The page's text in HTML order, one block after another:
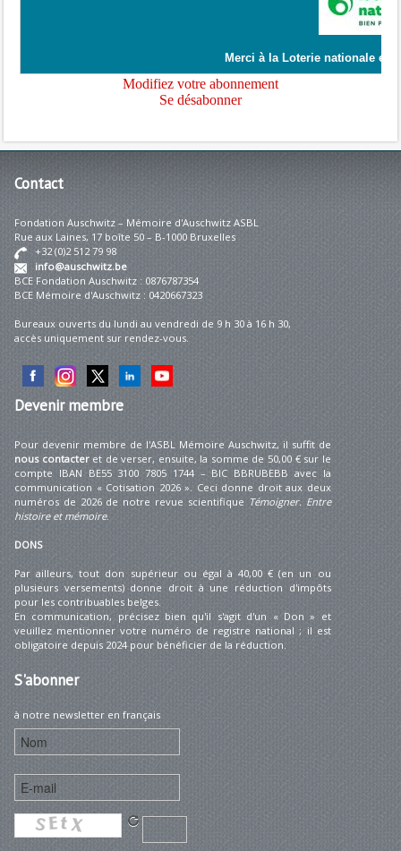
Contact
Fondation Auschwitz – Mémoire d'Auschwitz ASBL
Rue aux Laines, 17 boîte 50 – B-1000 Bruxelles
+32 (0)2 512 79 98
info@auschwitz.be
BCE Fondation Auschwitz : 0876787354
BCE Mémoire d'Auschwitz : 0420667323
Bureaux ouverts du lundi au vendredi de 9 h 30 à 16 h 30,
accès uniquement sur rendez-vous.
Devenirmembre
Pour devenir membre de l'ASBL Mémoire Auschwitz, il suffit de
nous contacteret de verser, ensuite, la somme de 50,00 € sur le
compte IBAN BE55 3100 7805 1744 – BIC BBRUBEBB avec la
communication « Cotisation 2026 ». Ceci donne droit aux deux
numéros de 2026 de notre revue scientifique Témoigner. Entre
histoire et mémoire.
DONS
Par ailleurs, tout don supérieur ou égal à 40,00 € (en un ou
plusieurs versements) donne droit à une réduction d'impôts
pour les contribuables belges.
En communication, précisez bien qu'il s'agit d'un « Don » et
veuillez mentionner votre numéro de registre national ; il est
obligatoire depuis 2024 pour bénéficier de la réduction.
S'abonner
à notre newsletter en français